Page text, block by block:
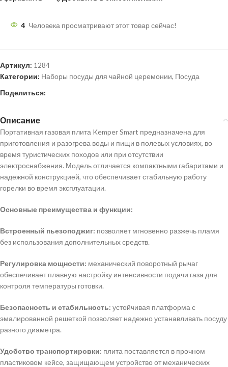
4 Человека просматривают этот товар сейчас!
Артикул: 1284
Категории: Наборы посуды для чайной церемонии, Посуда
Поделиться:
Описание
Портативная газовая плита Kemper Smart предназначена для
приготовления и разогрева воды и пищи в полевых условиях, во
время туристических походов или при отсутствии
электроснабжения. Модель отличается компактными габаритами и
надежной конструкцией, что обеспечивает стабильную работу
горелки во время эксплуатации.
Основные преимущества и функции:
Встроенный пьезоподжиг: позволяет мгновенно разжечь пламя
без использования дополнительных средств.
Регулировка мощности: механический поворотный рычаг
обеспечивает плавную настройку интенсивности подачи газа для
контроля температуры готовки.
Безопасность и стабильность: устойчивая платформа с
эмалированной решеткой позволяет надежно устанавливать посуду
разного диаметра.
Удобство транспортировки: плита поставляется в прочном
пластиковом кейсе, защищающем устройство от механических